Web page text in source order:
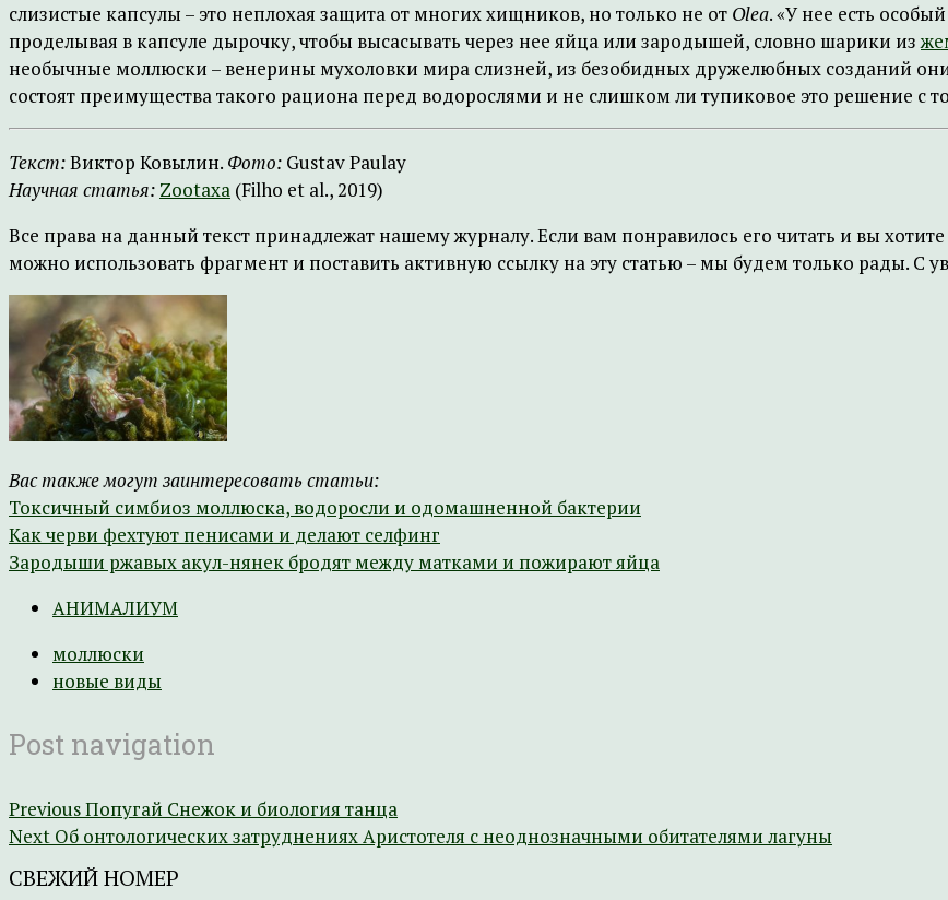
слизистые капсулы – это неплохая защита от многих хищников, но только не от Olea. «У нее есть
проделывая в капсуле дырочку, чтобы высасывать через нее яйца или зародышей, словно шарики из
необычные моллюски – венерины мухоловки мира слизней, из безобидных дружелюбных созданий
состоят преимущества такого рациона перед водорослями и не слишком ли тупиковое это решение с
Текст:Виктор Ковылин. Фото: Gustav Paulay
Научная статья: Zootaxa (Filho et al., 2019)
Все права на данный текст принадлежат нашему журналу. Если вам понравилось его читать и вы
можно использовать фрагмент и поставить активную ссылку на эту статью – мы будем только рады. С
Вас также могут заинтересовать статьи:
Токсичный симбиоз моллюска, водоросли и одомашненной бактерии
Как черви фехтуют пенисами и делают селфинг
Зародыши ржавых акул-нянек бродят между матками и пожирают яйца
АНИМАЛИУМ
моллюски
новые виды
Post navigation
PreviousПопугай Снежок и биология танца
Next Об онтологических затруднениях Аристотеля с неоднозначными обитателями лагуны
СВЕЖИЙ НОМЕР